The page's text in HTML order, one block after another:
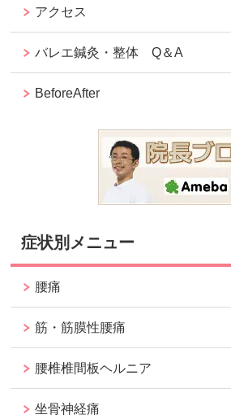
アクセス
バレエ鍼灸・整体 Q＆A
BeforeAfter
症状別メニュー
腰痛
筋・筋膜性腰痛
腰椎椎間板ヘルニア
坐骨神経痛